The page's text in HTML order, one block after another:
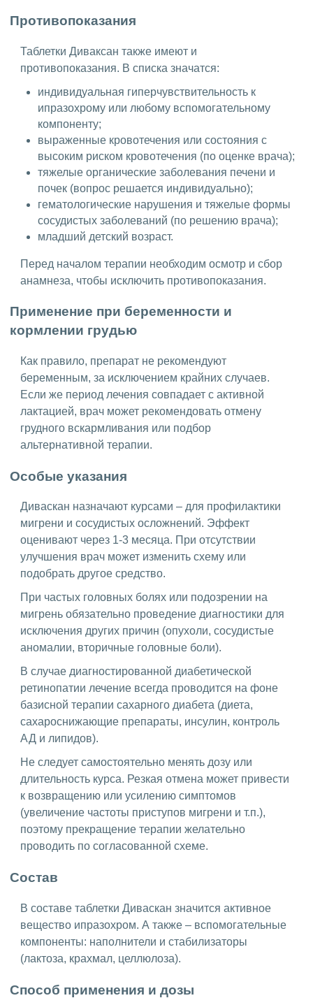
Противопоказания
Таблетки Диваксан также имеют и
противопоказания. В списка значатся:
индивидуальная гиперчувствительность к
ипразохрому или любому вспомогательному
компоненту;
выраженные кровотечения или состояния с
высоким риском кровотечения (по оценке врача);
тяжелые органические заболевания печени и
почек (вопрос решается индивидуально);
гематологические нарушения и тяжелые формы
сосудистых заболеваний (по решению врача);
младший детский возраст.
Перед началом терапии необходим осмотр и сбор
анамнеза, чтобы исключить противопоказания.
Применение при беременности и
кормлении грудью
Как правило, препарат не рекомендуют
беременным, за исключением крайних случаев.
Если же период лечения совпадает с активной
лактацией, врач может рекомендовать отмену
грудного вскармливания или подбор
альтернативной терапии.
Особые указания
Диваскан назначают курсами – для профилактики
мигрени и сосудистых осложнений. Эффект
оценивают через 1-3 месяца. При отсутствии
улучшения врач может изменить схему или
подобрать другое средство.
При частых головных болях или подозрении на
мигрень обязательно проведение диагностики для
исключения других причин (опухоли, сосудистые
аномалии, вторичные головные боли).
В случае диагностированной диабетической
ретинопатии лечение всегда проводится на фоне
базисной терапии сахарного диабета (диета,
сахароснижающие препараты, инсулин, контроль
АД и липидов).
Не следует самостоятельно менять дозу или
длительность курса. Резкая отмена может привести
к возвращению или усилению симптомов
(увеличение частоты приступов мигрени и т.п.),
поэтому прекращение терапии желательно
проводить по согласованной схеме.
Состав
В составе таблетки Диваскан значится активное
вещество ипразохром. А также – вспомогательные
компоненты: наполнители и стабилизаторы
(лактоза, крахмал, целлюлоза).
Способ применения и дозы